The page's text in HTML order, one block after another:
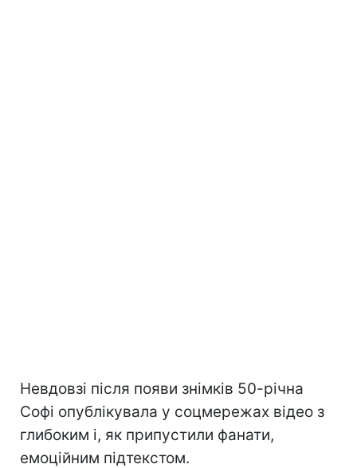
Невдовзі після появи знімків 50-річна
Софі опублікувала у соцмережах відео з
глибоким і, як припустили фанати,
емоційним підтекстом.